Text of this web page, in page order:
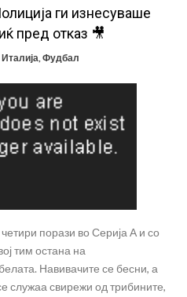
ги изнесуваше
пред отказ 🎥
Италија,Фудбал
порази во Серија А и со
тим остана на
Навивачите се бесни, а
служаа свирежи од трибините,